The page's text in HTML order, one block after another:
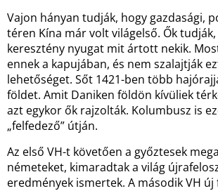
Vajon hányan tudják, hogy gazdasági,
téren Kína már volt világelső. Ők tudják,
keresztény nyugat mit ártott nekik.
ennek a kapujában, és nem szalajtják
lehetőséget. Sőt 1421-ben több
földet. Amit Daniken földön kívüliek
azt egykor ők rajzolták. Kolumbusz is
„felfedező” útján.
Az első VH-t követően a győztesek
németeket, kimaradtak a világ
eredmények ismertek. A második VH